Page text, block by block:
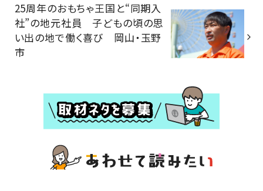
25周年のおもちゃ王国と“同期入
社”の地元社員 子どもの頃の思
い出の地で働く喜び 岡山・玉野
市